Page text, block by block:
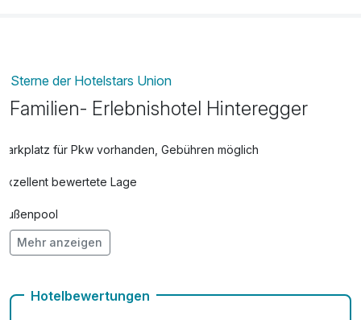
Sterne der Hotelstars Union
Familien- Erlebnishotel Hinteregger
Parkplatz für Pkw vorhanden, Gebühren möglich
Exzellent bewertete Lage
Außenpool
Vielseitiger Wellnessbereich
Mehr anzeigen
Hotelbewertungen